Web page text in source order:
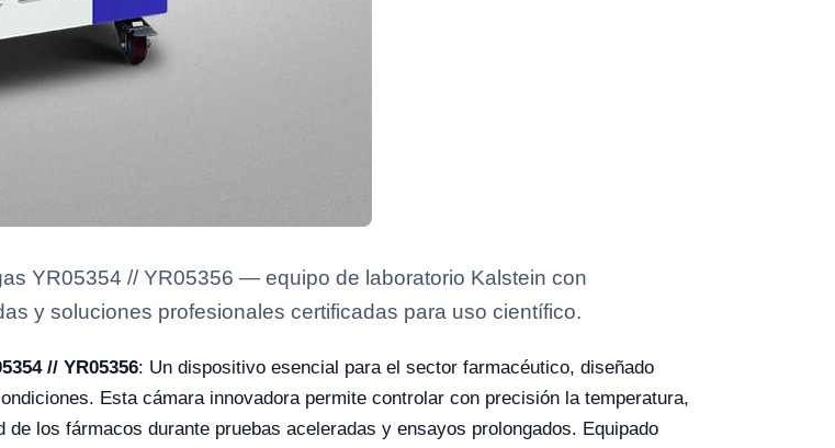
YR05354 // YR05356 — equipo de laboratorio Kalstein con
y soluciones profesionales certificadas para uso científico.
// YR05356: Un dispositivo esencial para el sector farmacéutico, diseñado
Esta cámara innovadora permite controlar con precisión la temperatura,
los fármacos durante pruebas aceleradas y ensayos prolongados. Equipado